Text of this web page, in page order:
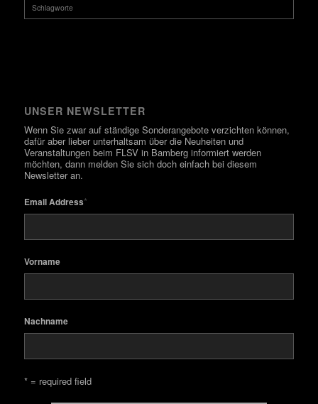
Schlagworte
UNSER NEWSLETTER
Wenn Sie zwar auf ständige Sonderangebote verzichten können,
dafür aber lieber unterhaltsam über die Neuheiten und
Veranstaltungen beim FLSV in Bamberg informiert werden
möchten, dann melden Sie sich doch einfach bei diesem
Newsletter an.
Email Address*
Vorname
Nachname
* = required field